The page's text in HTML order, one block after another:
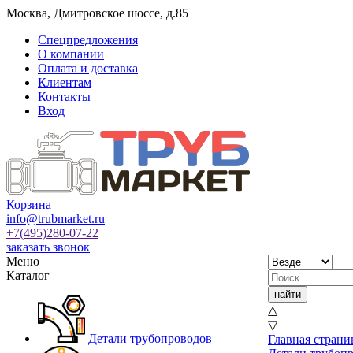
Москва, Дмитровское шоссе, д.85
Спецпредложения
О компании
Оплата и доставка
Клиентам
Контакты
Вход
Корзина
info@trubmarket.ru
+7(495)280-07-22
заказать звонок
Меню
Каталог
Детали трубопроводов
△
▽
Главная